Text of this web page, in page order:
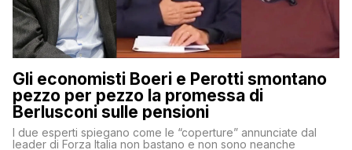
Gli economisti Boeri e Perotti smontano
pezzo per pezzo la promessa di
Berlusconi sulle pensioni
I due esperti spiegano come le “coperture” annunciate dal
leader di Forza Italia non bastano e non sono neanche